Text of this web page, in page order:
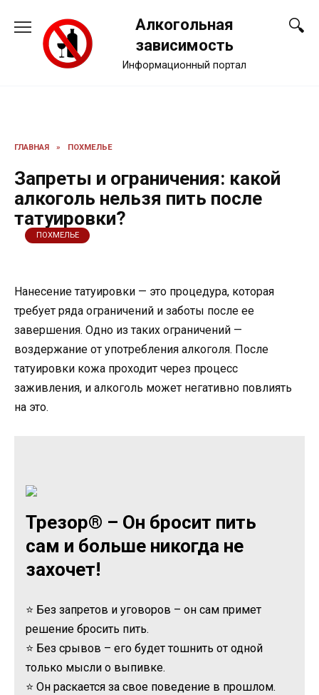
содержанию
Алкогольная
зависимость
Информационный портал
ГЛАВНАЯ » ПОХМЕЛЬЕ
Запреты и ограничения: какой
алкоголь нельзя пить после
татуировки?
ПОХМЕЛЬЕ
Нанесение татуировки — это процедура, которая
требует ряда ограничений и заботы после ее
завершения. Одно из таких ограничений —
воздержание от употребления алкоголя. После
татуировки кожа проходит через процесс
заживления, и алкоголь может негативно повлиять
на это.
Трезор® – Он бросит пить
сам и больше никогда не
захочет!
⭐ Без запретов и уговоров – он сам примет
решение бросить пить.
⭐ Без срывов – его будет тошнить от одной
только мысли о выпивке.
⭐ Он раскается за свое поведение в прошлом.